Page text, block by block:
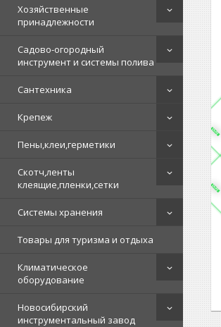
Хозяйственные
принадлежности
Садово-огородный
инструмент и системы полива
Сантехника
Крепеж
Пены,клеи,герметики
Скотч,ленты
клеящие,пленки,сетки
Системы хранения
Товары для туризма и отдыха
Климатическое
оборудование
Новосибирский
инструментальный завод